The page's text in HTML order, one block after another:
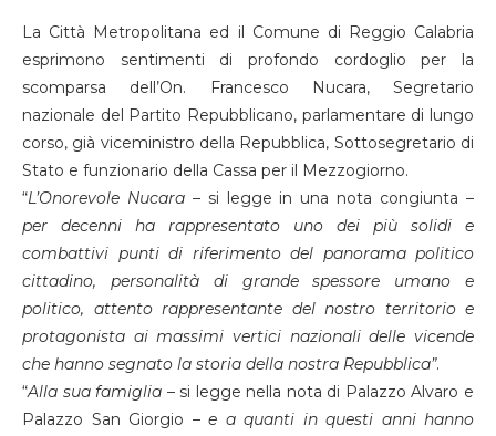
La Città Metropolitana ed il Comune di Reggio Calabria
esprimono sentimenti di profondo cordoglio per la
scomparsa dell’On. Francesco Nucara, Segretario
nazionale del Partito Repubblicano, parlamentare di lungo
corso, già viceministro della Repubblica, Sottosegretario di
Stato e funzionario della Cassa per il Mezzogiorno.
“L’Onorevole Nucara– si legge in una nota congiunta –
per decenni ha rappresentato uno dei più solidi e
combattivi punti di riferimento del panorama politico
cittadino, personalità di grande spessore umano e
politico, attento rappresentante del nostro territorio e
protagonista ai massimi vertici nazionali delle vicende
che hanno segnato la storia della nostra Repubblica”.
“Alla sua famiglia – si legge nella nota di Palazzo Alvaro e
Palazzo San Giorgio – e a quanti in questi anni hanno